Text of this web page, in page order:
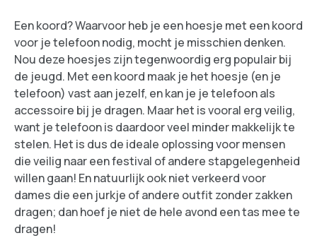
Een koord? Waarvoor heb je een hoesje met een koord
voor je telefoon nodig, mocht je misschien denken.
Nou deze hoesjes zijn tegenwoordig erg populair bij
de jeugd. Met een koord maak je het hoesje (en je
telefoon) vast aan jezelf, en kan je je telefoon als
accessoire bij je dragen. Maar het is vooral erg veilig,
want je telefoon is daardoor veel minder makkelijk te
stelen. Het is dus de ideale oplossing voor mensen
die veilig naar een festival of andere stapgelegenheid
willen gaan! En natuurlijk ook niet verkeerd voor
dames die een jurkje of andere outfit zonder zakken
dragen; dan hoef je niet de hele avond een tas mee te
dragen!